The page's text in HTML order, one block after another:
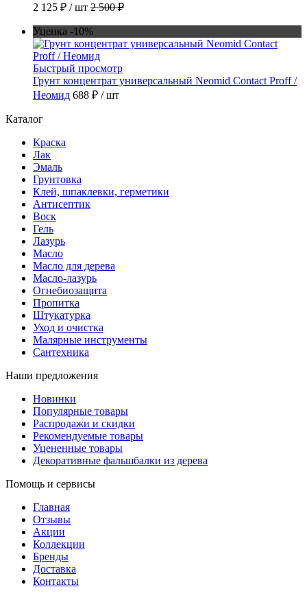
2 125 ₽ / шт 2 500 ₽
Уценка -10%
Быстрый просмотр
Грунт концентрат универсальный Neomid Contact Proff /
Неомид 688 ₽ / шт
Каталог
Краска
Лак
Эмаль
Грунтовка
Клей, шпаклевки, герметики
Антисептик
Воск
Гель
Лазурь
Масло
Масло для дерева
Масло-лазурь
Огнебиозащита
Пропитка
Штукатурка
Уход и очистка
Малярные инструменты
Сантехника
Наши предложения
Новинки
Популярные товары
Распродажи и скидки
Рекомендуемые товары
Уцененные товары
Декоративные фальшбалки из дерева
Помощь и сервисы
Главная
Отзывы
Акции
Коллекции
Бренды
Доставка
Контакты